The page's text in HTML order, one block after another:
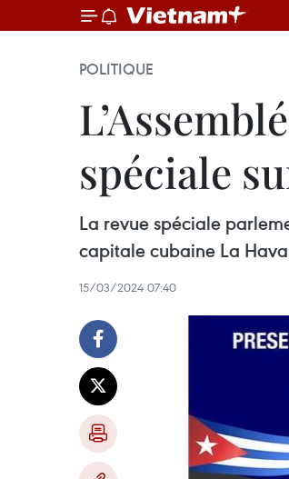
POLITIQUE
spéciale
La revue spéciale
capitale cubaine La
15/03/2024 07:40